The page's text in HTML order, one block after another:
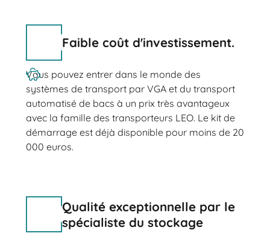
Faible coût d'investissement.
Vous pouvez entrer dans le monde des
systèmes de transport par VGA et du transport
automatisé de bacs à un prix très avantageux
avec la famille des transporteurs LEO. Le kit de
démarrage est déjà disponible pour moins de 20
000 euros.
Qualité exceptionnelle par le
spécialiste du stockage